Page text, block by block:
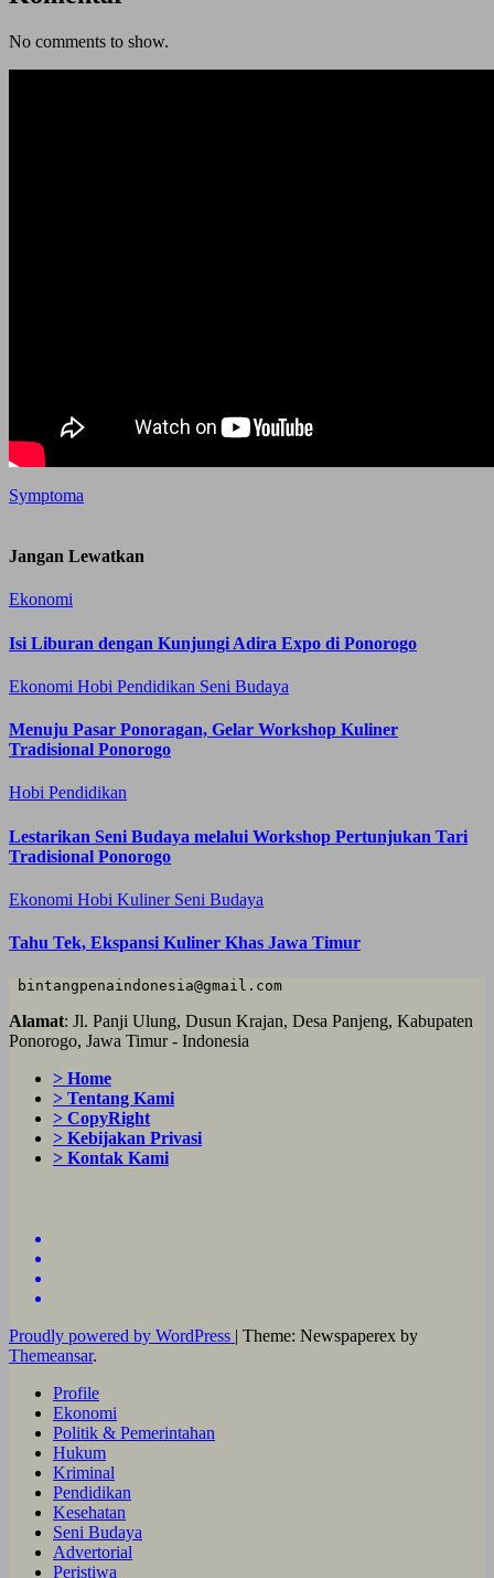
No comments to show.
Symptoma
Jangan Lewatkan
Ekonomi
Isi Liburan dengan Kunjungi Adira Expo di Ponorogo
Ekonomi Hobi Pendidikan Seni Budaya
Menuju Pasar Ponoragan, Gelar Workshop Kuliner
Tradisional Ponorogo
Hobi Pendidikan
Lestarikan Seni Budaya melalui Workshop Pertunjukan Tari
Tradisional Ponorogo
Ekonomi Hobi Kuliner Seni Budaya
Tahu Tek, Ekspansi Kuliner Khas Jawa Timur
bintangpenaindonesia@gmail.com
Alamat: Jl. Panji Ulung, Dusun Krajan, Desa Panjeng, Kabupaten
Ponorogo, Jawa Timur - Indonesia
> Home
> Tentang Kami
> CopyRight
> Kebijakan Privasi
> Kontak Kami
Proudly powered by WordPress | Theme: Newspaperex by
Themeansar.
Profile
Ekonomi
Politik & Pemerintahan
Hukum
Kriminal
Pendidikan
Kesehatan
Seni Budaya
Advertorial
Peristiwa